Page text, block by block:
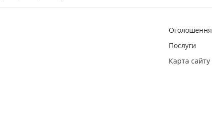
Оголошення
Послуги
Карта сайту